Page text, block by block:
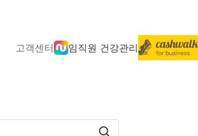
고객센터 임직원 건강관리